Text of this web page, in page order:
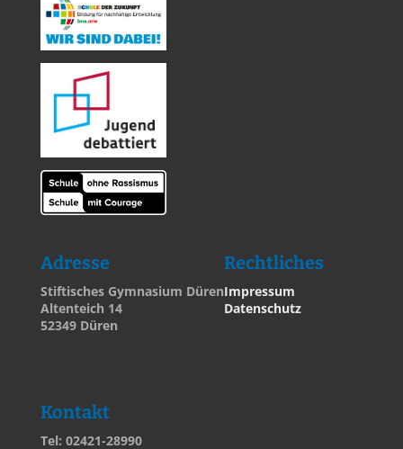
Adresse
Stiftisches Gymnasium Düren
Altenteich 14
52349 Düren
Rechtliches
Impressum
Datenschutz
Kontakt
Tel: 02421-28990